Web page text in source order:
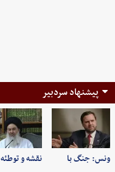
پیشنهاد سردبیر
ونس: جنگ با
نقشه و توطئه